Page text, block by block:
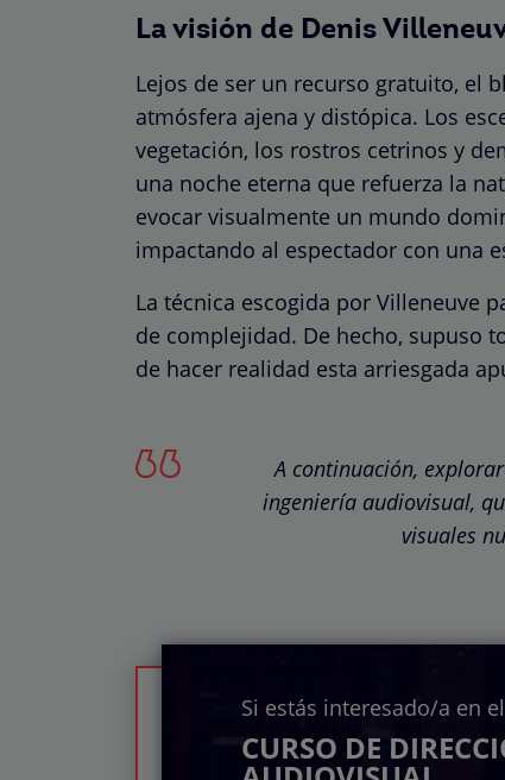
La visión de Denis
Lejos de ser un recurso gratuito, el
atmósfera ajena y distópica. Los
vegetación, los rostros cetrinos y
una noche eterna que refuerza la
evocar visualmente un mundo
impactando al espectador con una
La técnica escogida por Villeneuve
de complejidad. De hecho, supuso
de hacer realidad esta arriesgada
A continuación,
ingeniería audiovisual,
visuales
Si estás interesado/a en el
CURSO DE